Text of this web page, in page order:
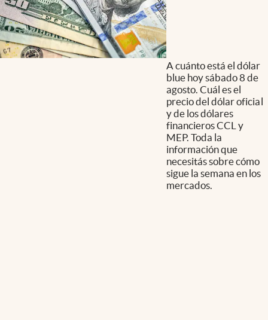
A cuánto está el dólar
blue hoy sábado 8 de
agosto. Cuál es el
precio del dólar oficial
y de los dólares
financieros CCL y
MEP. Toda la
información que
necesitás sobre cómo
sigue la semana en los
mercados.